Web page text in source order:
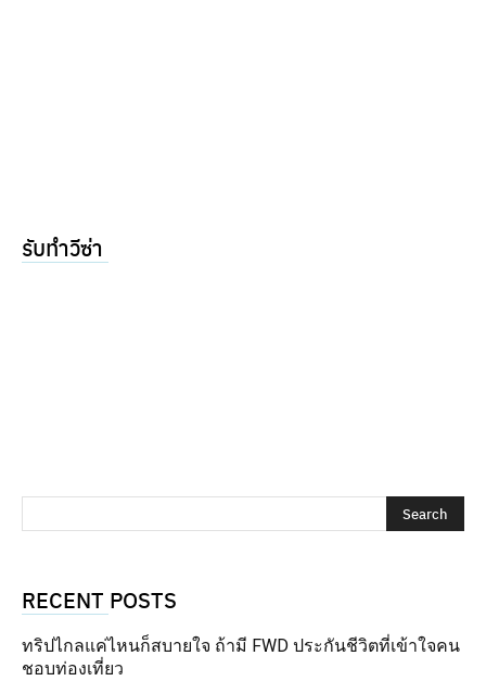
รับทำวีซ่า
RECENT POSTS
ทริปไกลแค่ไหนก็สบายใจ ถ้ามี FWD ประกันชีวิตที่เข้าใจคน
ชอบท่องเที่ยว